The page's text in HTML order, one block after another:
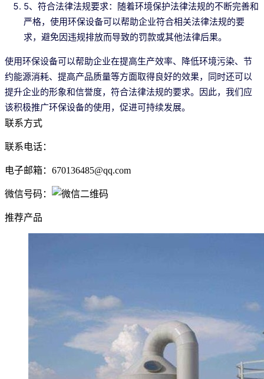
5、符合法律法规要求：随着环境保护法律法规的不断完善和
严格，使用环保设备可以帮助企业符合相关法律法规的要
求，避免因违规排放而导致的罚款或其他法律后果。
使用环保设备可以帮助企业在提高生产效率、降低环境污染、节
约能源消耗、提高产品质量等方面取得良好的效果，同时还可以
提升企业的形象和信誉度，符合法律法规的要求。因此，我们应
该积极推广环保设备的使用，促进可持续发展。
联系方式
联系电话：
电子邮箱： 670136485@qq.com
微信号码：
推荐产品